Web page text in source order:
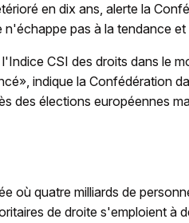
en dix ans, alerte la
pas à la tendance
CSI des droits dans le
indique la Confédération
des élections européennes
où quatre milliards de
de droite s'emploient à